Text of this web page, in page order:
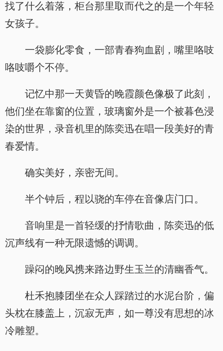
找了什么着落，柜台那里取而代之的是一个年轻
女孩子。
一袋膨化零食，一部青春狗血剧，嘴里咯吱
咯吱嚼个不停。
记忆中那一天黄昏的晚霞颜色像极了此刻，
他们坐在靠窗的位置，玻璃窗外是一个被暮色浸
染的世界，录音机里的陈奕迅在唱一段美好的青
春爱情。
确实美好，亲密无间。
半个钟后，程以骁的车停在音像店门口。
音响里是一首轻缓的抒情歌曲，陈奕迅的低
沉声线有一种无限遗憾的调调。
躁闷的晚风携来路边野生玉兰的清幽香气。
杜禾抱膝团坐在众人踩踏过的水泥台阶，偏
头枕在膝盖上，沉寂无声，如一尊没有思想的冰
冷雕塑。